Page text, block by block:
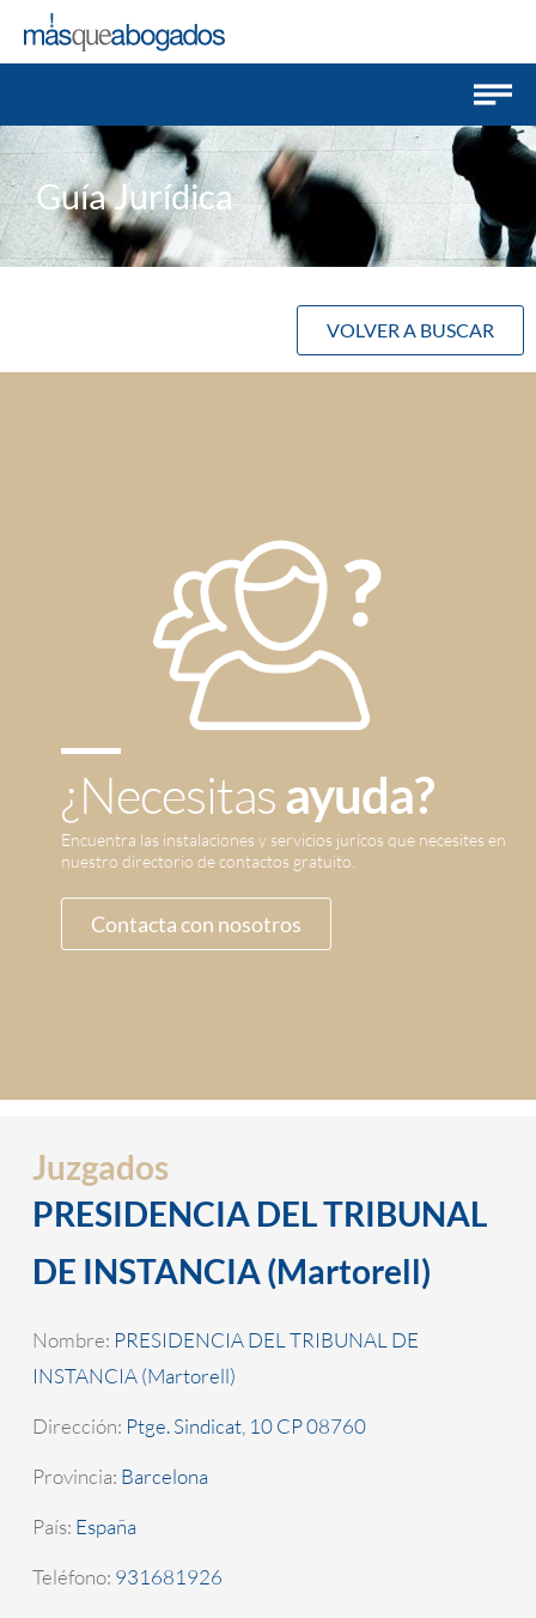
Guía Jurídica
VOLVER A BUSCAR
¿Necesitasayuda?
Encuentra las instalaciones y servicios jurícos que necesites en
nuestro directorio de contactos gratuito.
Contacta con nosotros
Juzgados
PRESIDENCIA DEL TRIBUNAL
DE INSTANCIA (Martorell)
Nombre: PRESIDENCIA DEL TRIBUNAL DE
INSTANCIA (Martorell)
Dirección: Ptge. Sindicat, 10 CP 08760
Provincia: Barcelona
País: España
Teléfono: 931681926